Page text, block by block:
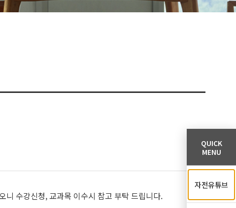
수강신청, 교과목 이수시 참고 부탁 드립니다.
QUICK
MENU
자전유튜브